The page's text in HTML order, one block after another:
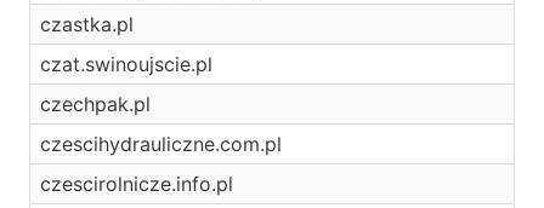
czastka.pl
czat.swinoujscie.pl
czechpak.pl
czescihydrauliczne.com.pl
czescirolnicze.info.pl